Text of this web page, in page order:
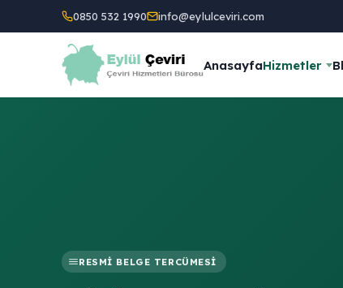
0850 532 1990 info@eylulceviri.com
AnasayfaHizmetler
RESMI BELGE TERCÜMESI